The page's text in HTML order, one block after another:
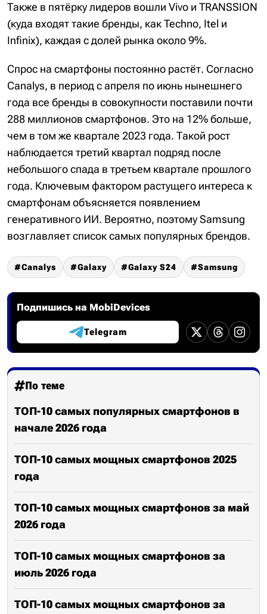
Также в пятёрку лидеров вошли Vivo и TRANSSION
(куда входят такие бренды, как Techno, Itel и
Infinix), каждая с долей рынка около 9%.
Спрос на смартфоны постоянно растёт. Согласно
Canalys, в период с апреля по июнь нынешнего
года все бренды в совокупности поставили почти
288 миллионов смартфонов. Это на 12% больше,
чем в том же квартале 2023 года. Такой рост
наблюдается третий квартал подряд после
небольшого спада в третьем квартале прошлого
года. Ключевым фактором растущего интереса к
смартфонам объясняется появлением
генеративного ИИ. Вероятно, поэтому Samsung
возглавляет список самых популярных брендов.
Canalys Galaxy Galaxy S24 Samsung
Подпишись на MobiDevices
Telegram
По теме
ТОП-10 самых популярных смартфонов в
начале 2026 года
ТОП-10 самых мощных смартфонов 2025
года
ТОП-10 самых мощных смартфонов за май
2026 года
ТОП-10 самых мощных смартфонов за
июль 2026 года
ТОП-10 самых мощных смартфонов за